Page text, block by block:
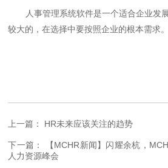
人事管理系统软件是一个适合企业发
较大的，在选择中要按照企业的根本需求。
上一篇： HR未来应该关注的趋势
下一篇： 【MCHR新闻】闪耀余杭，
人力资源峰会